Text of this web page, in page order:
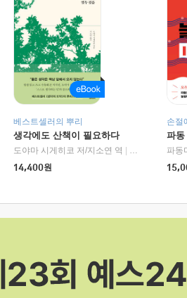
베스트셀러의 뿌리
생각에도 산책이 필요하다
도야마 시게히코 저/지소연 역
알에이치코리
14,400원
손절
파동
파동